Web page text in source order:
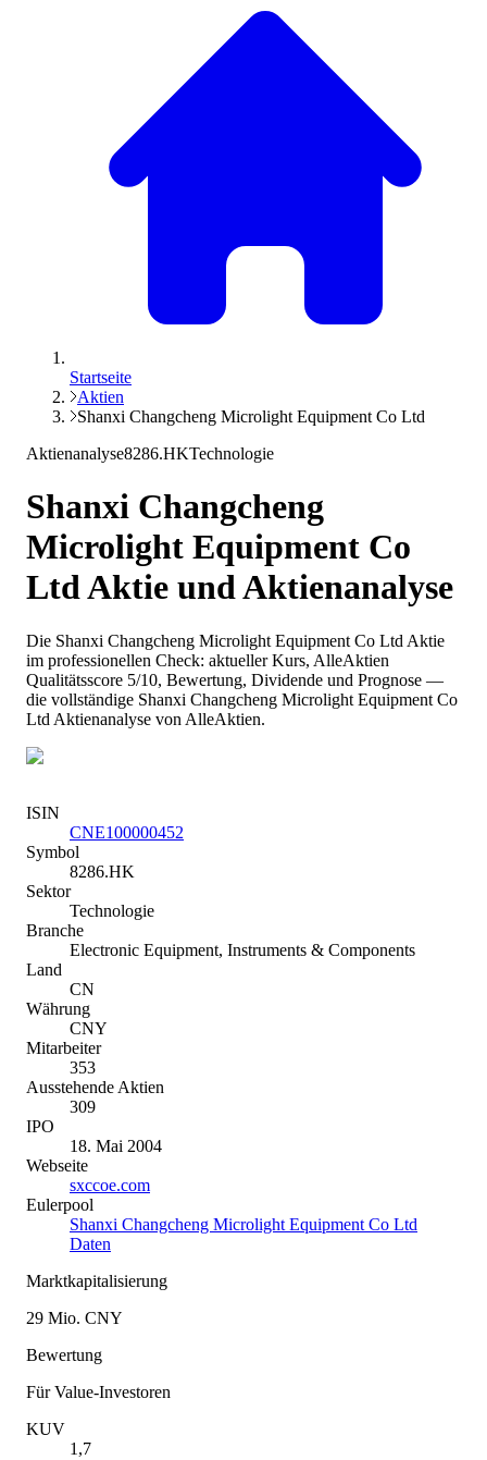
Startseite
Aktien
Shanxi Changcheng Microlight Equipment Co Ltd
Aktienanalyse8286.HKTechnologie
Shanxi Changcheng
Microlight Equipment Co
LtdAktie und Aktienanalyse
Die Shanxi Changcheng Microlight Equipment Co Ltd Aktie
im professionellen Check: aktueller Kurs, AlleAktien
Qualitätsscore 5/10, Bewertung, Dividende und Prognose —
die vollständige Shanxi Changcheng Microlight Equipment Co
Ltd Aktienanalyse von AlleAktien.
ISIN
CNE100000452
Symbol
8286.HK
Sektor
Technologie
Branche
Electronic Equipment, Instruments & Components
Land
CN
Währung
CNY
Mitarbeiter
353
Ausstehende Aktien
309
IPO
18. Mai 2004
Webseite
sxccoe.com
Eulerpool
Shanxi Changcheng Microlight Equipment Co Ltd
Daten
Marktkapitalisierung
29 Mio. CNY
Bewertung
Für Value-Investoren
KUV
1,7